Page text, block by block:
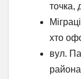
точка,
хто
вул.